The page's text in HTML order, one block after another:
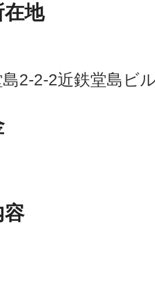
地
2-2-2近鉄堂島ビ
容